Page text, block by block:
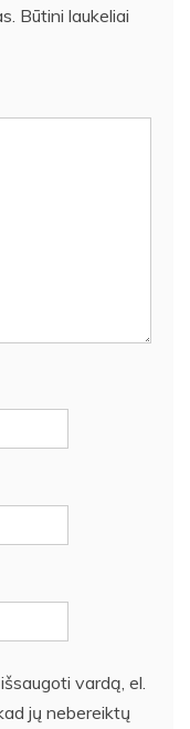
Būtini laukeliai
vardą, el.
jų nebereiktų